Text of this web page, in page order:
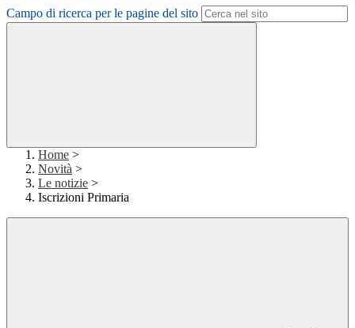
Campo di ricerca per le pagine del sito
Home >
Novità >
Le notizie >
Iscrizioni Primaria